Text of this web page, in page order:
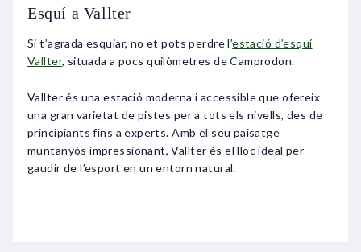
Esquí a Vallter
Si t’agrada esquiar, no et pots perdre l’estació d’esquí
Vallter, situada a pocs quilòmetres de Camprodon.
Vallter és una estació moderna i accessible que ofereix
una gran varietat de pistes per a tots els nivells, des de
principiants fins a experts. Amb el seu paisatge
muntanyós impressionant, Vallter és el lloc ideal per
gaudir de l’esport en un entorn natural.